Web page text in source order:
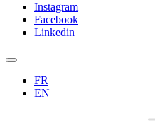
Instagram
Facebook
Linkedin
FR
EN